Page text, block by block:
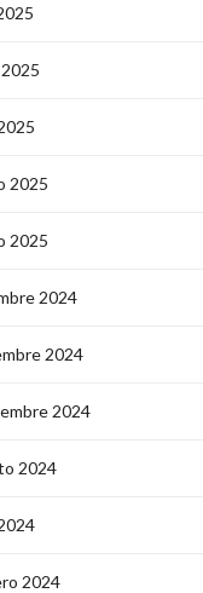
2025
2025
2024
2024
2024
2024
2024